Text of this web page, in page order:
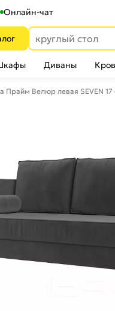
Онлайн-чат
Диваны
Прайм Велюр левая SEVEN 17